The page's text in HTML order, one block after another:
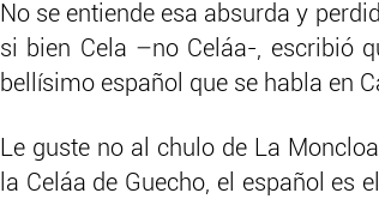
No se entiende esa absurda y
si bien Cela –no Celáa-, escribió
bellísimo español que se habla en
Le guste no al chulo de La
la Celáa de Guecho, el español es